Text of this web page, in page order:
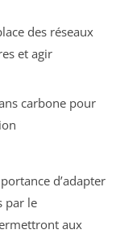
des réseaux
et agir
carbone pour
d’adapter
par le
aux